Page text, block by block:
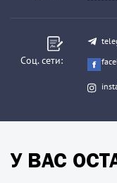
Соц. сети:
У ВАС